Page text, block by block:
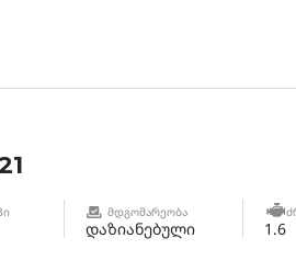
ᲛᲓᲒᲝᲛᲐᲠᲔᲝᲑᲐ
დაზიანებული 1.6